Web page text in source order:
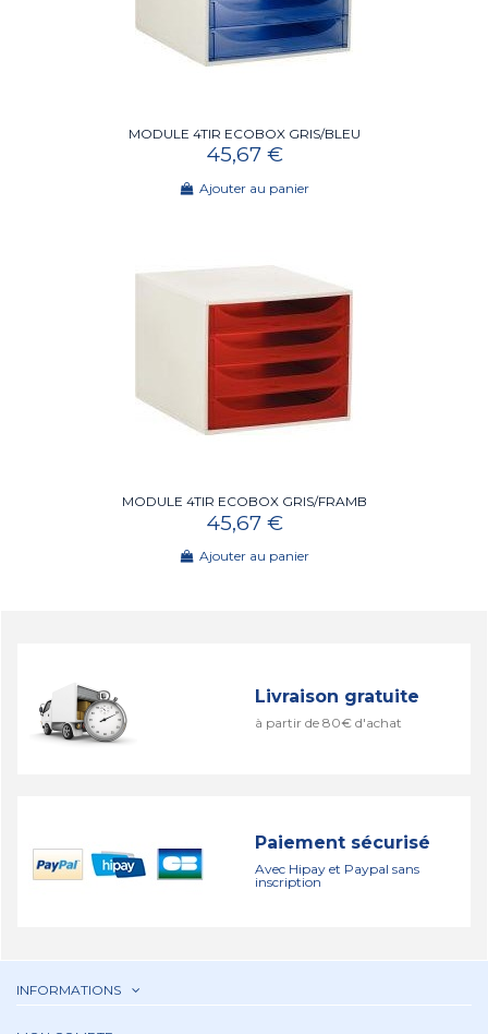
MODULE 4TIR ECOBOX GRIS/BLEU
45,67 €
Ajouter au panier
MODULE 4TIR ECOBOX GRIS/FRAMB
45,67 €
Ajouter au panier
Livraison gratuite
à partir de 80€ d'achat
Paiement sécurisé
Avec Hipay et Paypal sans
inscription
INFORMATIONS